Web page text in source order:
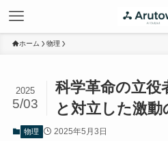
ホーム 物理
科学革命の立役
と対立した激動
2025
5/03
物理 2025年5月3日